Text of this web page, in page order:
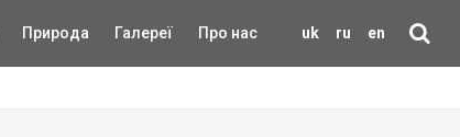
uk ru en
Природа Галереї Про нас